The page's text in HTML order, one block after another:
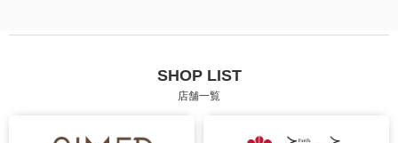
SHOP LIST
店舗一覧